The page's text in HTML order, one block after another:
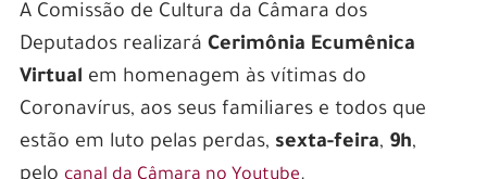
A Comissão de Cultura da Câmara dos
Deputados realizará Cerimônia Ecumênica
Virtual em homenagem às vítimas do
Coronavírus, aos seus familiares e todos que
estão em luto pelas perdas, sexta-feira, 9h,